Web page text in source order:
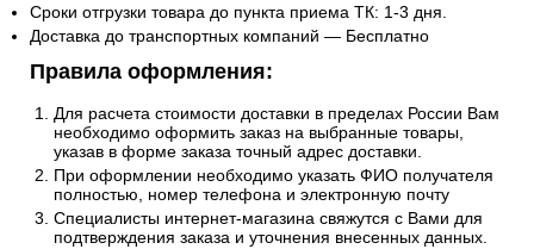
Сроки отгрузки товара до пункта приема ТК: 1-3 дня.
Доставка до транспортных компаний — Бесплатно
Правила оформления:
Для расчета стоимости доставки в пределах России Вам
необходимо оформить заказ на выбранные товары,
указав в форме заказа точный адрес доставки.
При оформлении необходимо указать ФИО получателя
полностью, номер телефона и электронную почту
Специалисты интернет-магазина свяжутся с Вами для
подтверждения заказа и уточнения внесенных данных.